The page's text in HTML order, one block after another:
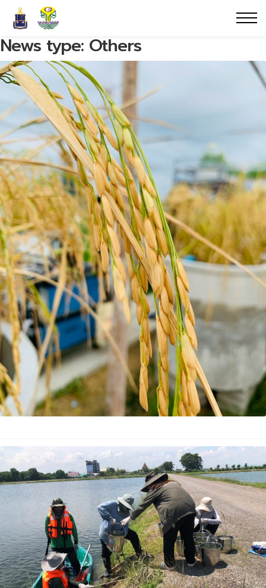
News type: Others